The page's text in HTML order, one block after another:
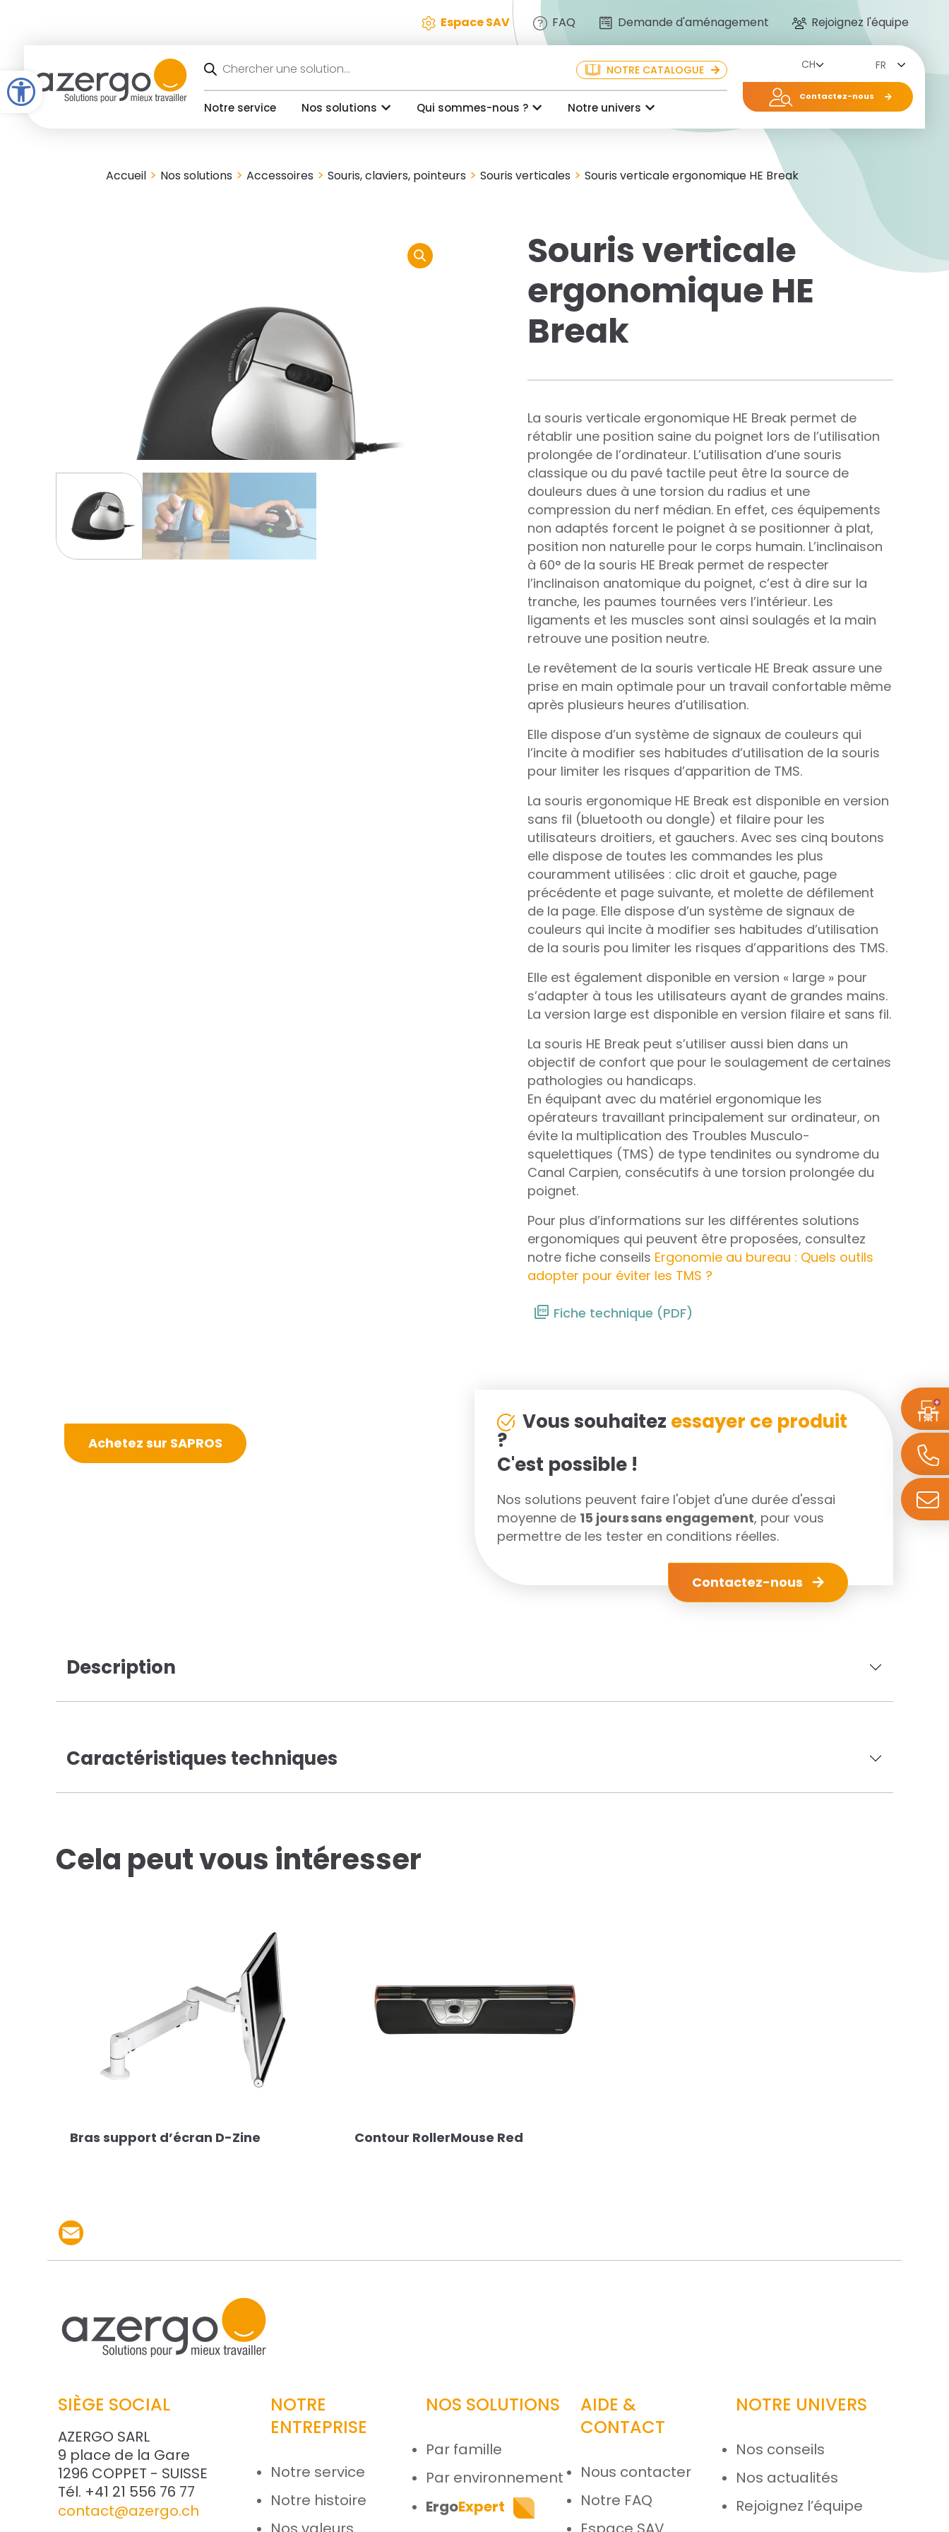
Open toolbar
Espace SAV FAQ Demande d'aménagement Rejoignez l'équipe
de
produits
NOTRE CATALOGUE
Notre service Nos solutions Qui sommes-nous ? Notre univers
FR
Contactez-nous
Accueil > Nos solutions >Accessoires >Souris, claviers, pointeurs >Souris verticales >Souris verticale ergonomique HE Break
Souris verticale
ergonomique HE
Break
La souris verticale ergonomique HE Break permet de
rétablir une position saine du poignet lors de l’utilisation
prolongée de l’ordinateur. L’utilisation d’une souris
classique ou du pavé tactile peut être la source de
douleurs dues à une torsion du radius et une
compression du nerf médian. En effet, ces équipements
non adaptés forcent le poignet à se positionner à plat,
position non naturelle pour le corps humain. L’inclinaison
à 60° de la souris HE Break permet de respecter
l’inclinaison anatomique du poignet, c’est à dire sur la
tranche, les paumes tournées vers l’intérieur. Les
ligaments et les muscles sont ainsi soulagés et la main
retrouve une position neutre.
Le revêtement de la souris verticale HE Break assure une
prise en main optimale pour un travail confortable même
après plusieurs heures d’utilisation.
Elle dispose d’un système de signaux de couleurs qui
l’incite à modifier ses habitudes d’utilisation de la souris
pour limiter les risques d’apparition de TMS.
La souris ergonomique HE Break est disponible en version
sans fil (bluetooth ou dongle) et filaire pour les
utilisateurs droitiers, et gauchers. Avec ses cinq boutons
elle dispose de toutes les commandes les plus
couramment utilisées : clic droit et gauche, page
précédente et page suivante, et molette de défilement
de la page. Elle dispose d’un système de signaux de
couleurs qui incite à modifier ses habitudes d’utilisation
de la souris pou limiter les risques d’apparitions des TMS.
Elle est également disponible en version « large » pour
s’adapter à tous les utilisateurs ayant de grandes mains.
La version large est disponible en version filaire et sans fil.
La souris HE Break peut s’utiliser aussi bien dans un
objectif de confort que pour le soulagement de certaines
pathologies ou handicaps.
En équipant avec du matériel ergonomique les
opérateurs travaillant principalement sur ordinateur, on
évite la multiplication des Troubles Musculo-
squelettiques (TMS) de type tendinites ou syndrome du
Canal Carpien, consécutifs à une torsion prolongée du
poignet.
Pour plus d’informations sur les différentes solutions
ergonomiques qui peuvent être proposées, consultez
notre fiche conseils Ergonomie au bureau : Quels outils
adopter pour éviter les TMS ?
Fiche technique (PDF)
Achetez sur SAPROS
Vous souhaitez essayer ce produit
?
C'est possible !
Nos solutions peuvent faire l'objet d'une durée d'essai
moyenne de 15 jours sans engagement, pour vous
permettre de les tester en conditions réelles.
Contactez-nous
Description
Caractéristiques techniques
Cela peut vous intéresser
Bras support d’écran D-Zine Contour RollerMouse Red
Partager le produit par email
SIÈGE SOCIAL
AZERGO SARL
9 place de la Gare
1296 COPPET - SUISSE
Tél. +41 21 556 76 77
contact@azergo.ch
NOTRE
ENTREPRISE
Notre service
Notre histoire
NOS SOLUTIONS
Par famille
Par environnement
ErgoExpert
AIDE &
CONTACT
Nous contacter
Notre FAQ
NOTRE UNIVERS
Nos conseils
Nos actualités
Rejoignez l’équipe